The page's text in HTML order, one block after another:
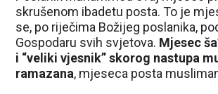
skrušenom ibadetu posta. To je
se, po riječima Božijeg poslanika,
Gospodaru svih svjetova. Mjesec
i “veliki vjesnik” skorog nastupa
ramazana, mjeseca posta